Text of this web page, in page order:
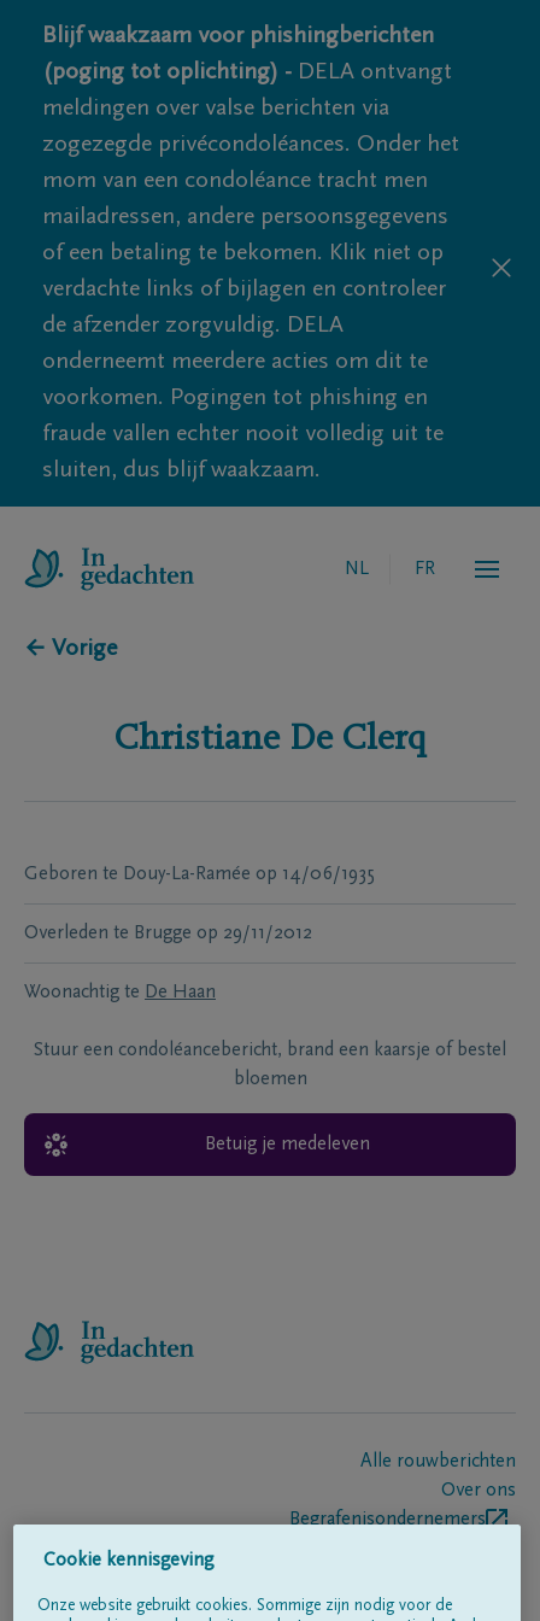
Blijf waakzaam voor phishingberichten
(poging tot oplichting) - DELA ontvangt
meldingen over valse berichten via
zogezegde privécondoléances. Onder het
mom van een condoléance tracht men
mailadressen, andere persoonsgegevens
of een betaling te bekomen. Klik niet op
verdachte links of bijlagen en controleer
de afzender zorgvuldig. DELA
onderneemt meerdere acties om dit te
voorkomen. Pogingen tot phishing en
fraude vallen echter nooit volledig uit te
sluiten, dus blijf waakzaam.
NL FR
← Vorige
Christiane De Clerq
Geboren te Douy-La-Ramée op 14/06/1935
Overleden te Brugge op 29/11/2012
Woonachtig te De Haan
Stuur een condoléancebericht, brand een kaarsje of bestel
bloemen
Betuig je medeleven
Alle rouwberichten
Over ons
Begrafenisondernemers
Cookie kennisgeving
Onze website gebruikt cookies. Sommige zijn nodig voor de